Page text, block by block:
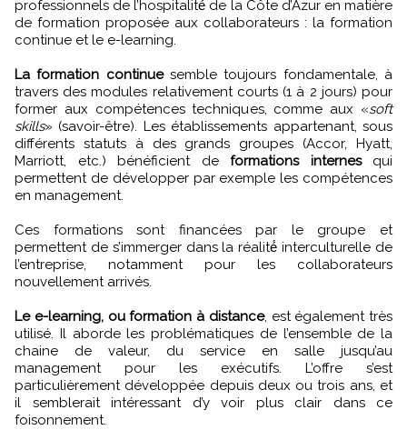
professionnels de l’hospitalité́ de la Côte d’Azur en matière
de formation proposée aux collaborateurs : la formation
continue et le e-learning.
La formation continuesemble toujours fondamentale, à
travers des modules relativement courts (1 à 2 jours) pour
former aux compétences techniques, comme aux «soft
skills» (savoir-être). Les établissements appartenant, sous
différents statuts à des grands groupes (Accor, Hyatt,
Marriott, etc.) bénéficient de formations internesqui
permettent de développer par exemple les compétences
en management.
Ces formations sont financées par le groupe et
permettent de s’immerger dans la réalité́ interculturelle de
l’entreprise, notamment pour les collaborateurs
nouvellement arrivés.
Le e-learning, ou formation à distance, est également très
utilisé. Il aborde les problématiques de l’ensemble de la
chaine de valeur, du service en salle jusqu’au
management pour les exécutifs. L’offre s’est
particulièrement développée depuis deux ou trois ans, et
il semblerait intéressant d’y voir plus clair dans ce
foisonnement.